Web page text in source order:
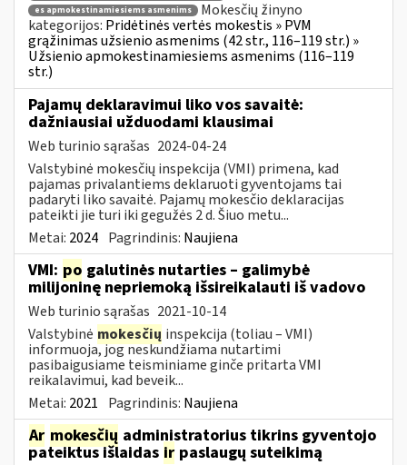
es apmokestinamiesiems asmenims
Mokesčių žinyno
kategorijos: Pridėtinės vertės mokestis » PVM
grąžinimas užsienio asmenims (42 str., 116–119 str.) »
Užsienio apmokestinamiesiems asmenims (116–119
str.)
Pajamų deklaravimui liko vos savaitė:
dažniausiai užduodami klausimai
Web turinio sąrašas 2024-04-24
Valstybinė mokesčių inspekcija (VMI) primena, kad
pajamas privalantiems deklaruoti gyventojams tai
padaryti liko savaitė. Pajamų mokesčio deklaracijas
pateikti jie turi iki gegužės 2 d. Šiuo metu...
Metai: 2024 Pagrindinis: Naujiena
VMI: po galutinės nutarties – galimybė
milijoninę nepriemoką išsireikalauti iš vadovo
Web turinio sąrašas 2021-10-14
Valstybinė mokesčių inspekcija (toliau – VMI)
informuoja, jog neskundžiama nutartimi
pasibaigusiame teisminiame ginče pritarta VMI
reikalavimui, kad beveik...
Metai: 2021 Pagrindinis: Naujiena
Ar mokesčių administratorius tikrins gyventojo
pateiktus išlaidas ir paslaugų suteikimą